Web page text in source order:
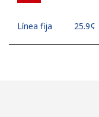
Línea fija ⁦25.9¢⁩